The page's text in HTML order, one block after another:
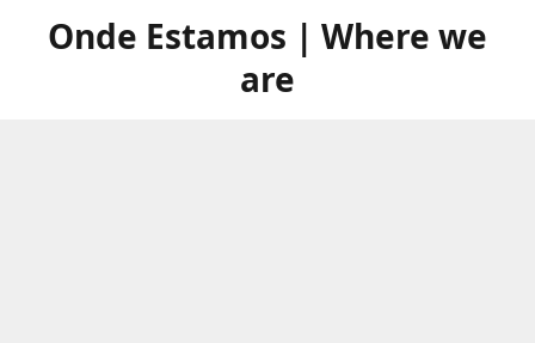
Onde Estamos | Where we
are